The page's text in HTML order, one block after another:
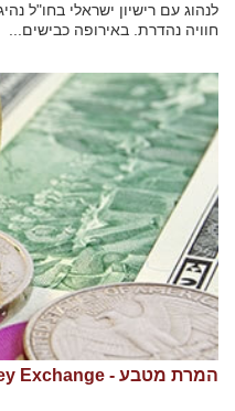
לנהוג עם רישיון ישראלי בחו"ל
חוויה נהדרת. באירופה כבישים...
המרת מטבע - Money Exchange